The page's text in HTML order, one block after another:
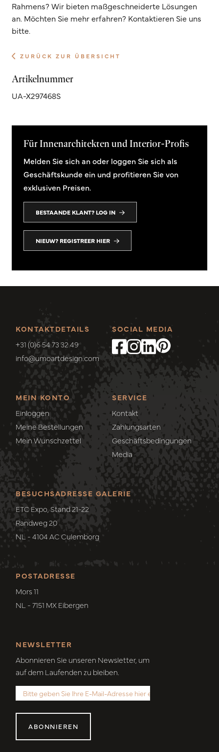
Rahmens? Wir bieten maßgeschneiderte Lösungen
an. Möchten Sie mehr erfahren? Kontaktieren Sie uns
bitte.
ZURÜCK ZUR ÜBERSICHT
Artikelnummer
UA-X297468S
Für Innenarchitekten und Interior-Profis
Melden Sie sich an oder loggen Sie sich als
Geschäftskunde ein und profitieren Sie von
exklusiven Preisen.
BESTAANDE KLANT? LOG IN
NIEUW? REGISTREER HIER
KONTAKTDETAILS
+31 (0)6 54 73 32 49
info@umoartdesign.com
MEIN KONTO
Einloggen
Meine Bestellungen
Mein Wunschzettel
SERVICE
Kontakt
Zahlungsarten
Geschäftsbedingungen
Media
SOCIAL MEDIA
POSTADRESSE
Mors 11
NL - 7151 MX Eibergen
BESUCHSADRESSE GALERIE
ETC Expo, Stand 21-22
Randweg 20
NL - 4104 AC Culemborg
NEWSLETTER
Abonnieren Sie unseren Newsletter, um
auf dem Laufenden zu bleiben.
ABONNIEREN